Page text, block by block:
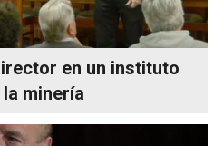
en un instituto
minería